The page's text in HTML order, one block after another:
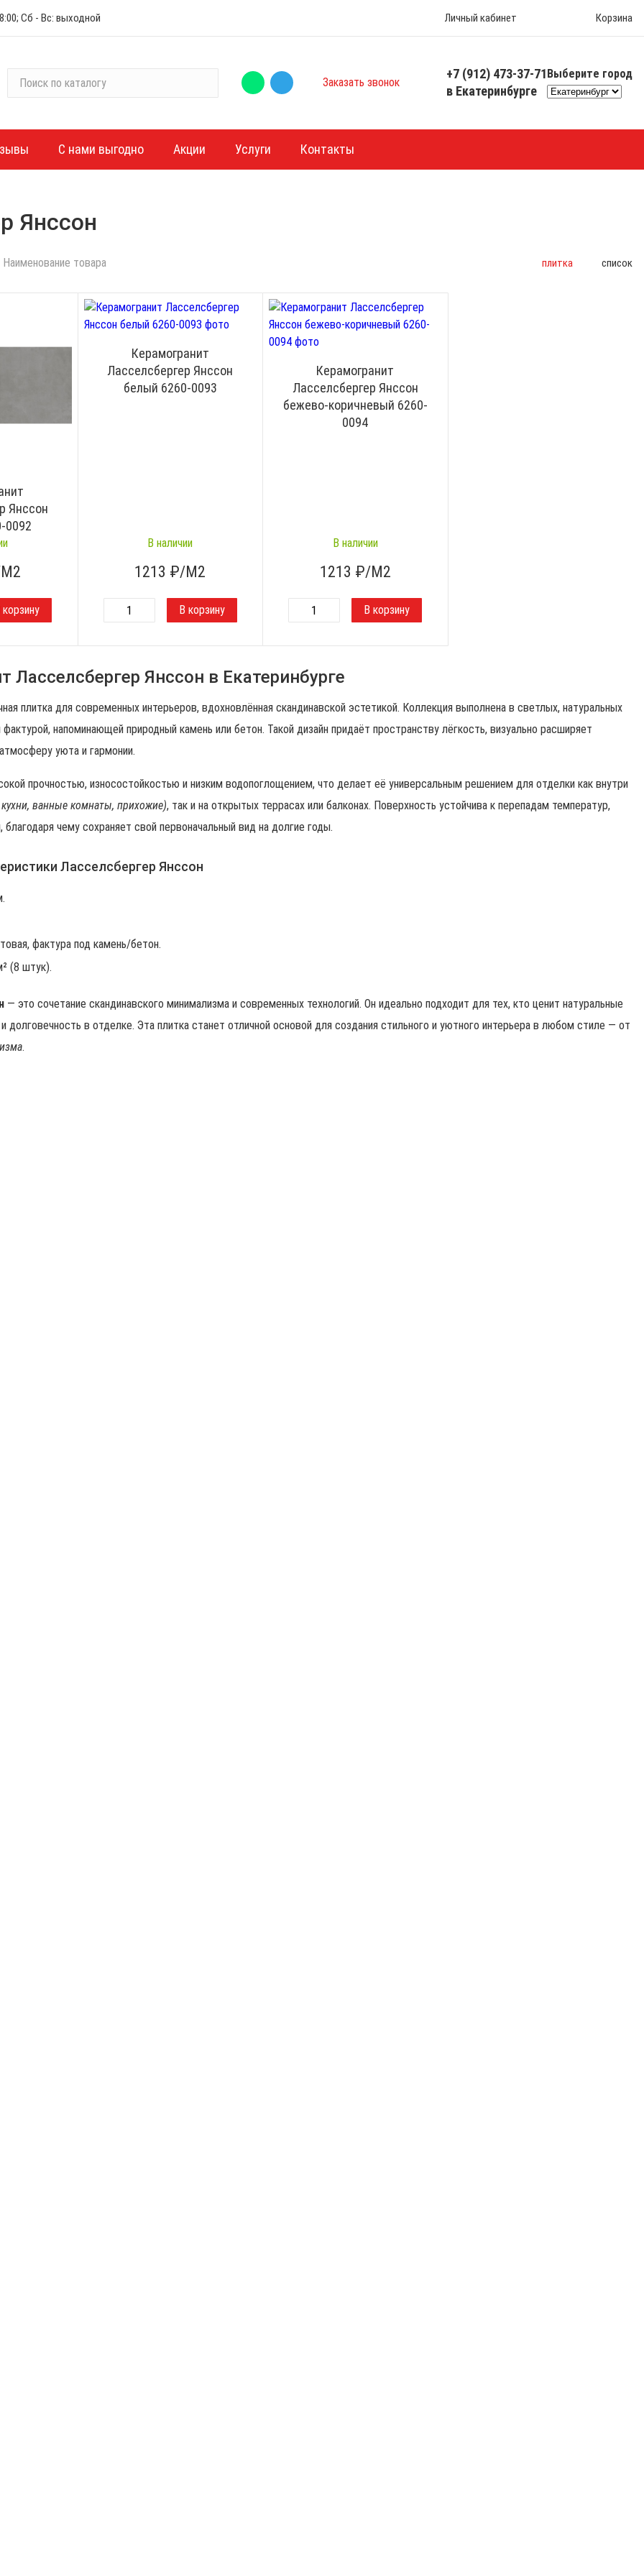
Сб - Вс: выходной Личный кабинет Корзина
с
к
т
л
Заказать звонок
+7 (912) 473-37-71
в Екатеринбурге
Выберите город
С нами выгодно Акции Услуги Контакты
Янссон
Наименование товара плитка список
Янссон
0092
Керамогранит
Ласселсбергер Янссон
белый 6260-0093
В наличии
1213 ₽/М2
Керамогранит
Ласселсбергер Янссон
бежево-коричневый 6260-
0094
В наличии
1213 ₽/М2
Ласселсбергер Янссон в Екатеринбурге
плитка для современных интерьеров, вдохновлённая скандинавской эстетикой. Коллекция выполнена в светлых, натуральных
фактурой, напоминающей природный камень или бетон. Такой дизайн придаёт пространству лёгкость, визуально расширяет
уюта и гармонии.
прочностью, износостойкостью и низким водопоглощением, что делает её универсальным решением для отделки как внутри
ванные комнаты, прихожие), так и на открытых террасах или балконах. Поверхность устойчива к перепадам температур,
благодаря чему сохраняет свой первоначальный вид на долгие годы.
Ласселсбергер Янссон
фактура под камень/бетон.
(8 штук).
— это сочетание скандинавского минимализма и современных технологий. Он идеально подходит для тех, кто ценит натуральные
и долговечность в отделке. Эта плитка станет отличной основой для создания стильного и уютного интерьера в любом стиле — от
.